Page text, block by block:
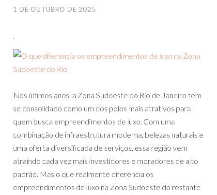
1 DE OUTUBRO DE 2025
.
Nos últimos anos, a Zona Sudoeste do Rio de Janeiro tem
se consolidado como um dos polos mais atrativos para
quem busca empreendimentos de luxo. Com uma
combinação de infraestrutura moderna, belezas naturais e
uma oferta diversificada de serviços, essa região vem
atraindo cada vez mais investidores e moradores de alto
padrão. Mas o que realmente diferencia os
empreendimentos de luxo na Zona Sudoeste do restante